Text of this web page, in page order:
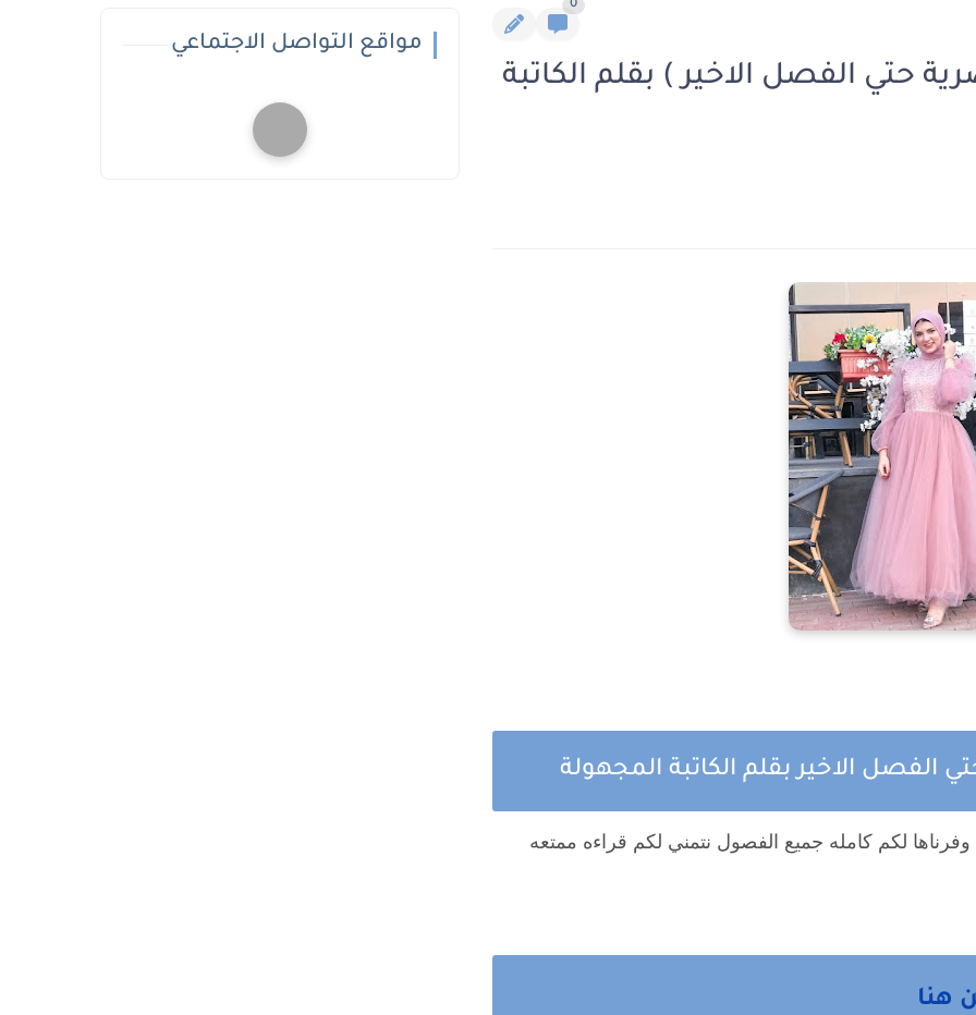
0
حتي الفصل الاخير ) بقلم الكاتبة
الفصل الاخير بقلم الكاتبة المجهولة
وفرناها لكم كامله جميع الفصول نتمني لكم قراءه ممتعه
هنا
مواقع التواصل الاجتماعي